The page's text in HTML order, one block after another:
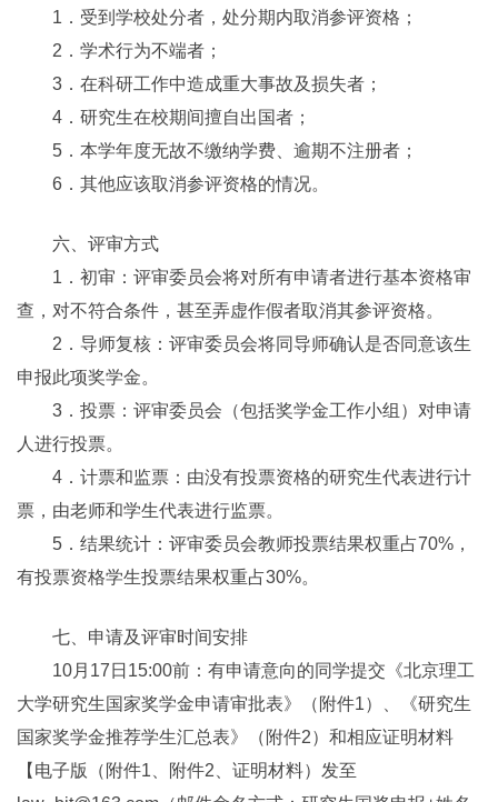
1．受到学校处分者，处分期内取消参评资格；
2．学术行为不端者；
3．在科研工作中造成重大事故及损失者；
4．研究生在校期间擅自出国者；
5．本学年度无故不缴纳学费、逾期不注册者；
6．其他应该取消参评资格的情况。
六、评审方式
1．初审：评审委员会将对所有申请者进行基本资格审
查，对不符合条件，甚至弄虚作假者取消其参评资格。
2．导师复核：评审委员会将同导师确认是否同意该生
申报此项奖学金。
3．投票：评审委员会（包括奖学金工作小组）对申请
人进行投票。
4．计票和监票：由没有投票资格的研究生代表进行计
票，由老师和学生代表进行监票。
5．结果统计：评审委员会教师投票结果权重占70%，
有投票资格学生投票结果权重占30%。
七、申请及评审时间安排
10月17日15:00前：有申请意向的同学提交《北京理工
大学研究生国家奖学金申请审批表》（附件1）、《研究生
国家奖学金推荐学生汇总表》（附件2）和相应证明材料
【电子版（附件1、附件2、证明材料）发至